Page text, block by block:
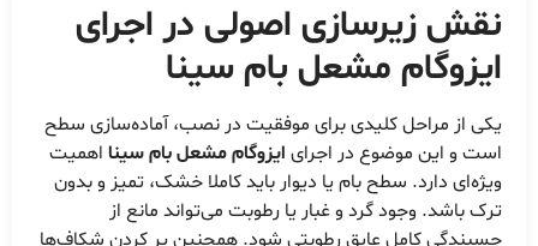
نقش زیرسازی اصولی در اجرای
ایزوگام مشعل بام سینا
یکی از مراحل کلیدی برای موفقیت در نصب، آماده‌سازی سطح
است و این موضوع در اجرای ایزوگام مشعل بام سینا اهمیت
ویژه‌ای دارد. سطح بام یا دیوار باید کاملا خشک، تمیز و بدون
ترک باشد. وجود گرد و غبار یا رطوبت می‌تواند مانع از
چسبندگی کامل عایق رطوبتی شود. همچنین پر کردن شکاف‌ها